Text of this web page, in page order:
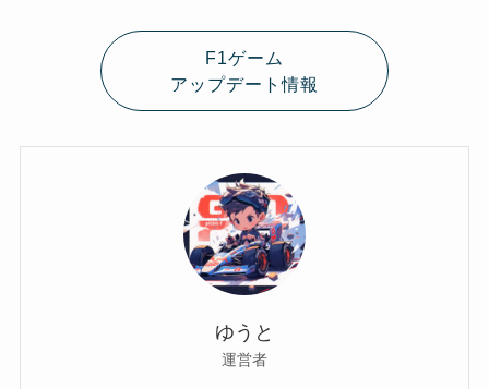
F1ゲーム
アップデート情報
ゆうと
運営者